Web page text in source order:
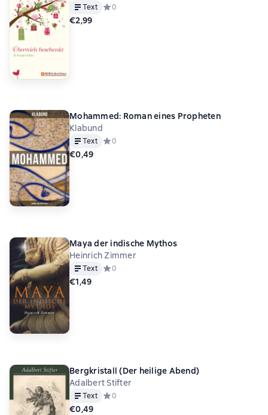
Text Средний рейтинг 0 на основе 0 оценок
0
€2,99
Mohammed: Roman eines Propheten
Klabund
Text Средний рейтинг 0 на основе 0 оценок
0
€0,49
Maya der indische Mythos
Heinrich Zimmer
Text Средний рейтинг 0 на основе 0 оценок
0
€1,49
Bergkristall (Der heilige Abend)
Adalbert Stifter
Text Средний рейтинг 0 на основе 0 оценок
0
€0,49